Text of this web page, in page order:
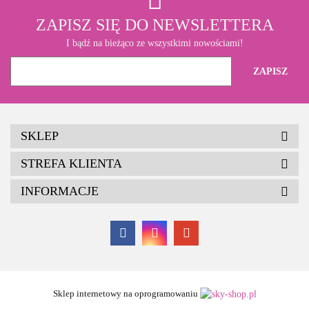
ZAPISZ SIĘ DO NEWSLETTERA
I bądź na bieżąco ze wszystkimi nowościami!
SKLEP
STREFA KLIENTA
INFORMACJE
Sklep internetowy na oprogramowaniu